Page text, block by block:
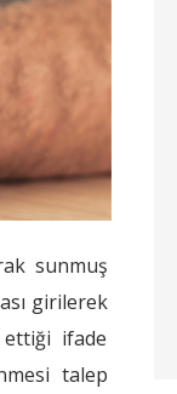
sunmuş
girilerek
ettiği ifade
talep